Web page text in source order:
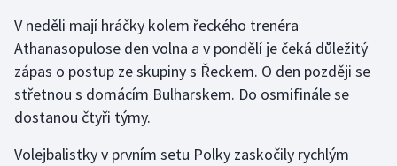
Gymnastika
Házená
Jezdectví
V neděli mají hráčky kolem řeckého trenéra
Athanasopulose den volna a v pondělí je čeká důležitý
zápas o postup ze skupiny s Řeckem. O den později se
střetnou s domácím Bulharskem. Do osmifinále se
dostanou čtyři týmy.
Volejbalistky v prvním setu Polky zaskočily rychlým